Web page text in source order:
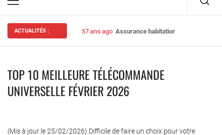
Primary
ACTUALITÉS : 57 ans ago Assurance habitation : bien choisir
TOP 10 MEILLEURE TÉLÉCOMMANDE
UNIVERSELLE FÉVRIER 2026
(Mis à jour le 25/02/2026) Difficile de faire un choix pour votre